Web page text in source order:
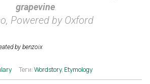
grapevine.
Powered by Oxford
by benzoix
Теги:Wordstory, Etymology